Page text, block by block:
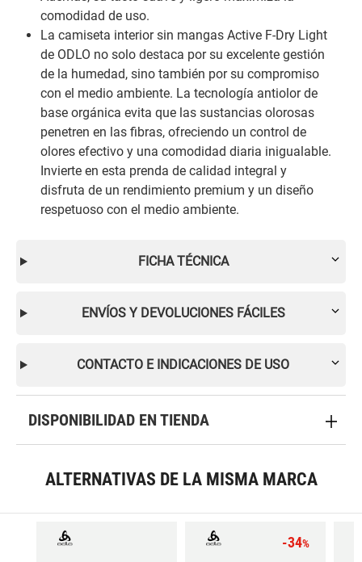
comodidad de uso.
La camiseta interior sin mangas Active F-Dry Light
de ODLO no solo destaca por su excelente gestión
de la humedad, sino también por su compromiso
con el medio ambiente. La tecnología antiolor de
base orgánica evita que las sustancias olorosas
penetren en las fibras, ofreciendo un control de
olores efectivo y una comodidad diaria inigualable.
Invierte en esta prenda de calidad integral y
disfruta de un rendimiento premium y un diseño
respetuoso con el medio ambiente.
FICHA TÉCNICA
ENVÍOS Y DEVOLUCIONES FÁCILES
CONTACTO E INDICACIONES DE USO
DISPONIBILIDAD EN TIENDA
ALTERNATIVAS DE LA MISMA MARCA
-34%